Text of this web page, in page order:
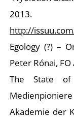
http://
Egology (?) –
Peter Rónai,
The State
Akademie der